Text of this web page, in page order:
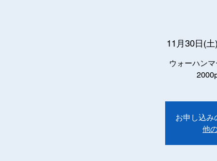
11月30日(土
ウォーハン
お申し込
他